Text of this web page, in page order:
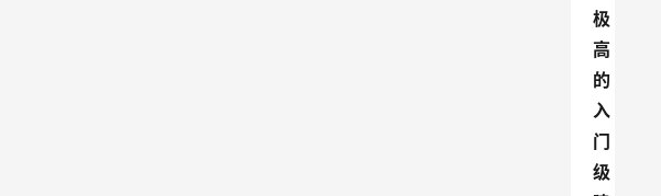
极
高
的
入
门
级